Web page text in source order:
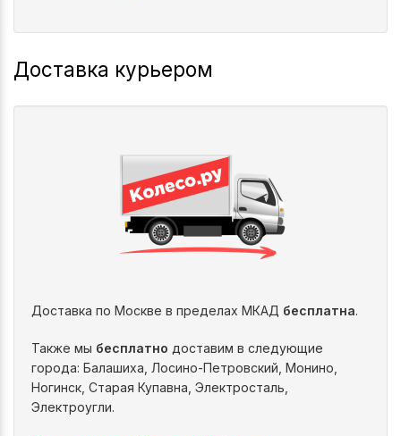
Доставка курьером
Доставка по Москве в пределах МКАД бесплатна.
Также мы бесплатно доставим в следующие
города: Балашиха, Лосино-Петровский, Монино,
Ногинск, Старая Купавна, Электросталь,
Электроугли.